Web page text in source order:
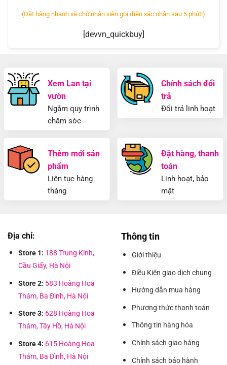
(Đặt hàng nhanh và chờ nhân viên gọi điện xác nhận sau 5 phút!)
[devvn_quickbuy]
Xem Lan tại
vườn
Ngắm quy trình
chăm sóc
Chính sách đổi
trả
Đổi trả linh hoạt
Thêm mới sản
phẩm
Liên tục hàng
tháng
Đặt hàng, thanh
toán
Linh hoạt, bảo
mật
Địa chỉ:
Store 1: 188 Trung Kính,
Cầu Giấy, Hà Nội
Store 2: 583 Hoàng Hoa
Thám, Ba Đình, Hà Nội
Store 3: 628 Hoàng Hoa
Thám, Tây Hồ, Hà Nội
Store 4: 615 Hoàng Hoa
Thám, Ba Đình, Hà Nội
Thông tin
Giới thiệu
Điều Kiện giao dịch chung
Hướng dẫn mua hàng
Phương thức thanh toán
Thông tin hàng hóa
Chính sách giao hàng
Chính sách bảo hành